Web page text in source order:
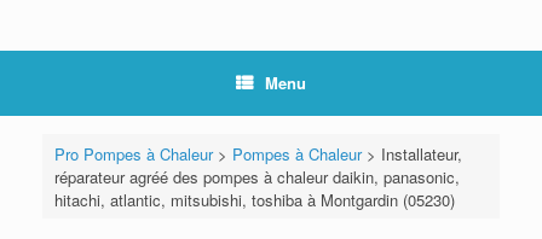
Menu
Pro Pompes à Chaleur> Pompes à Chaleur> Installateur,
réparateur agréé des pompes à chaleur daikin, panasonic,
hitachi, atlantic, mitsubishi, toshiba à Montgardin (05230)